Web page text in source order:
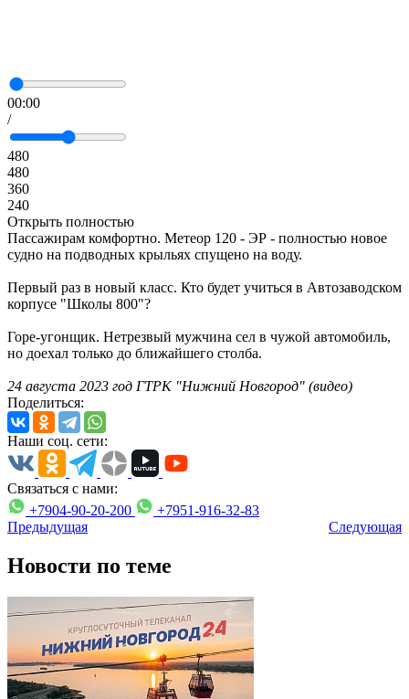
00:00
/
480
480
360
240
Открыть полностью
Пассажирам комфортно. Метеор 120 - ЭР - полностью новое
судно на подводных крыльях спущено на воду.
Первый раз в новый класс. Кто будет учиться в Автозаводском
корпусе "Школы 800"?
Горе-угонщик. Нетрезвый мужчина сел в чужой автомобиль,
но доехал только до ближайшего столба.
24 августа 2023 год ГТРК "Нижний Новгород" (видео)
Поделиться:
Наши соц. сети:
Связаться с нами:
+7904-90-20-200
+7951-916-32-83
Предыдущая
Следующая
Новости по теме